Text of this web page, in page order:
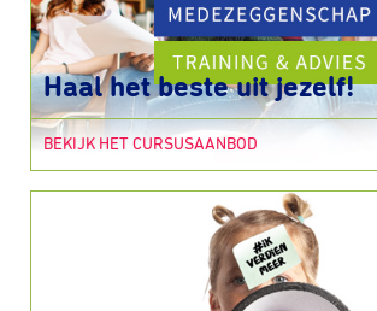
Haal het beste uit jezelf!
BEKIJK HET CURSUSAANBOD